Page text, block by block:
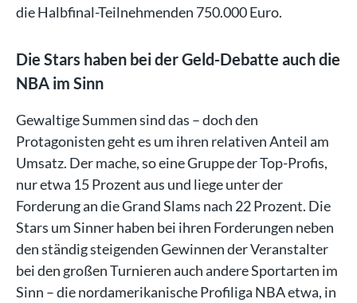
die Halbfinal-Teilnehmenden 750.000 Euro.
Die Stars haben bei der Geld-Debatte auch die
NBA im Sinn
Gewaltige Summen sind das – doch den
Protagonisten geht es um ihren relativen Anteil am
Umsatz. Der mache, so eine Gruppe der Top-Profis,
nur etwa 15 Prozent aus und liege unter der
Forderung an die Grand Slams nach 22 Prozent. Die
Stars um Sinner haben bei ihren Forderungen neben
den ständig steigenden Gewinnen der Veranstalter
bei den großen Turnieren auch andere Sportarten im
Sinn – die nordamerikanische Profiliga NBA etwa, in